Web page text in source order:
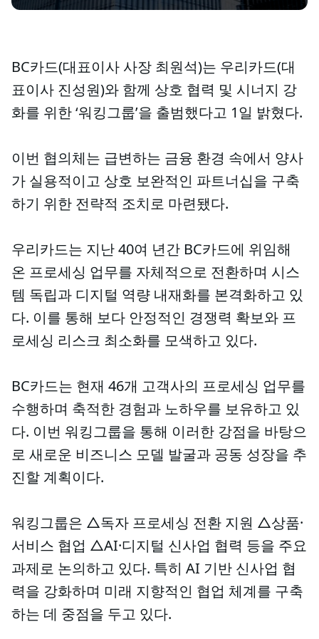
BC카드(대표이사 사장 최원석)는 우리카드(대
표이사 진성원)와 함께 상호 협력 및 시너지 강
화를 위한 ‘워킹그룹’을 출범했다고 1일 밝혔다.
이번 협의체는 급변하는 금융 환경 속에서 양사
가 실용적이고 상호 보완적인 파트너십을 구축
하기 위한 전략적 조치로 마련됐다.
우리카드는 지난 40여 년간 BC카드에 위임해
온 프로세싱 업무를 자체적으로 전환하며 시스
템 독립과 디지털 역량 내재화를 본격화하고 있
다. 이를 통해 보다 안정적인 경쟁력 확보와 프
로세싱 리스크 최소화를 모색하고 있다.
BC카드는 현재 46개 고객사의 프로세싱 업무를
수행하며 축적한 경험과 노하우를 보유하고 있
다. 이번 워킹그룹을 통해 이러한 강점을 바탕으
로 새로운 비즈니스 모델 발굴과 공동 성장을 추
진할 계획이다.
워킹그룹은 △독자 프로세싱 전환 지원 △상품·
서비스 협업 △AI·디지털 신사업 협력 등을 주요
과제로 논의하고 있다. 특히 AI 기반 신사업 협
력을 강화하며 미래 지향적인 협업 체계를 구축
하는 데 중점을 두고 있다.